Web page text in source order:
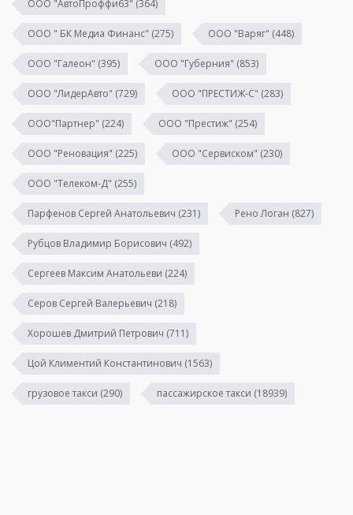
ООО "АвтоПроффи63" (364)
ООО " БК Медиа Финанс" (275) ООО "Варяг" (448)
ООО "Галеон" (395) ООО "Губерния" (853)
ООО "ЛидерАвто" (729) ООО "ПРЕСТИЖ-С" (283)
ООО"Партнер" (224) ООО "Престиж" (254)
ООО "Реновация" (225) ООО "Сервиском" (230)
ООО "Телеком-Д" (255)
Парфенов Сергей Анатольевич (231) Рено Логан (827)
Рубцов Владимир Борисович (492)
Сергеев Максим Анатольеви (224)
Серов Сергей Валерьевич (218)
Хорошев Дмитрий Петрович (711)
Цой Климентий Константинович (1563)
грузовое такси (290) пассажирское такси (18939)